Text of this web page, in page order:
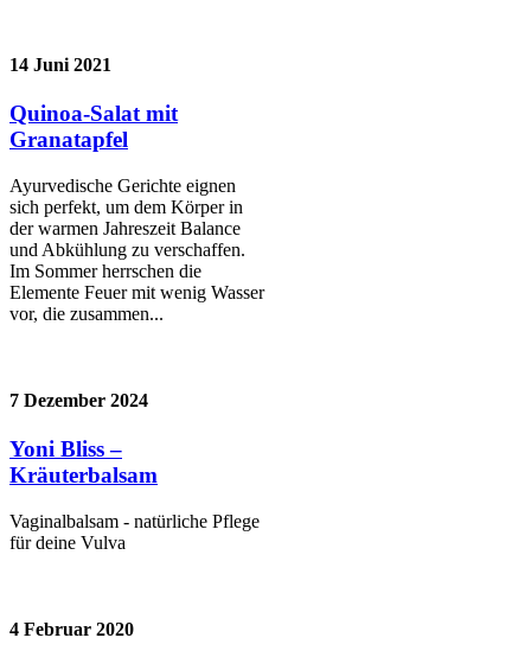
14 Juni 2021
Quinoa-Salat mit
Granatapfel
Ayurvedische Gerichte eignen
sich perfekt, um dem Körper in
der warmen Jahreszeit Balance
und Abkühlung zu verschaffen.
Im Sommer herrschen die
Elemente Feuer mit wenig Wasser
vor, die zusammen...
7 Dezember 2024
Yoni Bliss –
Kräuterbalsam
Vaginalbalsam - natürliche Pflege
für deine Vulva
4 Februar 2020